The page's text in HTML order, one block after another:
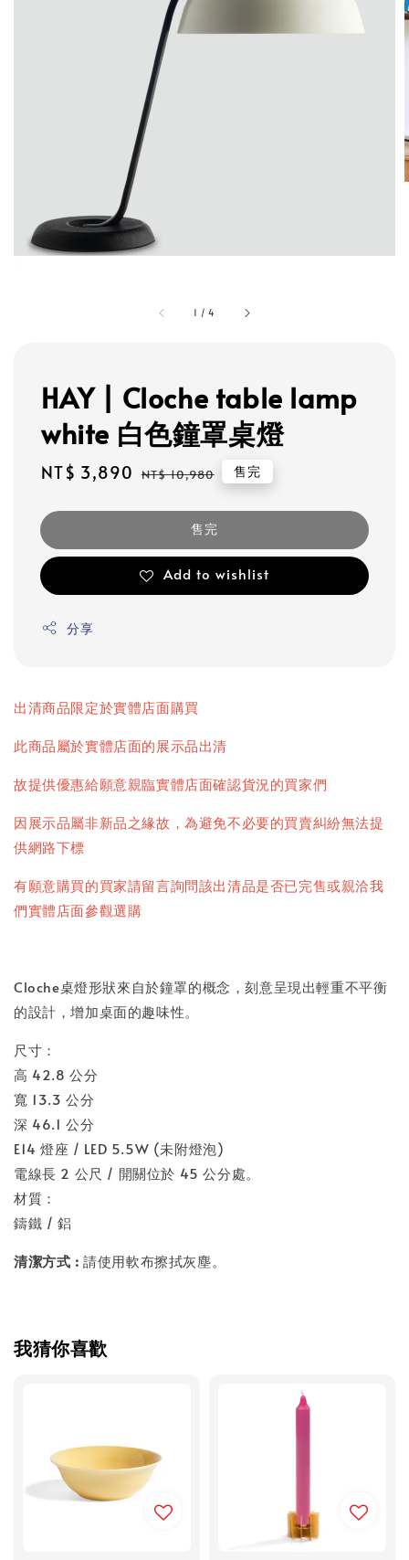
1 /4
HAY | Cloche table lamp
white 白色鐘罩桌燈
Sale
NT$ 3,890 Regular
NT$ 10,980 售完
售完
Add to wishlist
分享
出清商品限定於實體店面購買
此商品屬於實體店面的展示品出清
故提供優惠給願意親臨實體店面確認貨況的買家們
因展示品屬非新品之緣故，為避免不必要的買賣糾紛無法提
供網路下標
有願意購買的買家請留言詢問該出清品是否已完售或親洽我
們實體店面參觀選購
Cloche桌燈形狀來自於鐘罩的概念，刻意呈現出輕重不平衡
的設計，增加桌面的趣味性。
尺寸：
高 42.8 公分
寬 13.3 公分
深 46.1 公分
E14 燈座 / LED 5.5W (未附燈泡)
電線長 2 公尺 / 開關位於 45 公分處。
材質：
鑄鐵 / 鋁
清潔方式 :請使用軟布擦拭灰塵。
我猜你喜歡